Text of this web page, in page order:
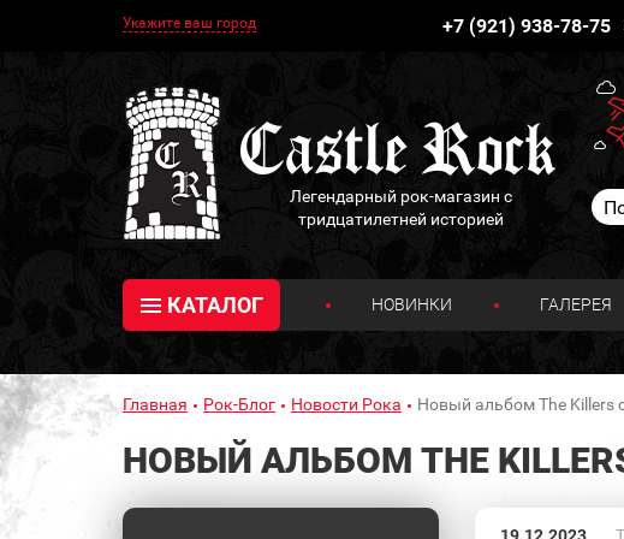
Укажите ваш город +7 (921) 938-78-75
Легендарный рок-магазин с
тридцатилетней историей
КАТАЛОГ НОВИНКИ ГАЛЕРЕЯ
Главная Рок-Блог Новости Рока Новый альбом The Killers
НОВЫЙ АЛЬБОМ THE